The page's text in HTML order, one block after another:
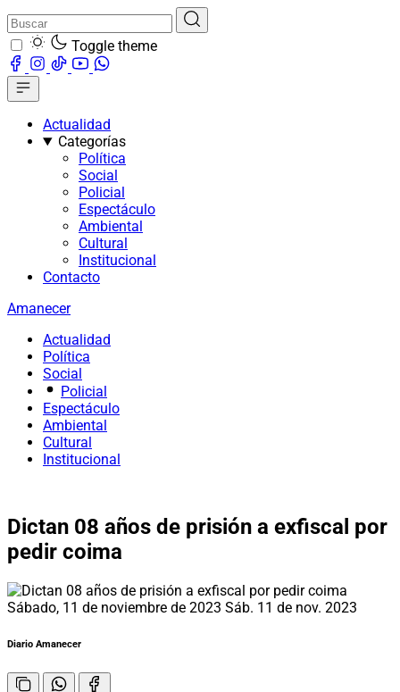
Toggle theme
Actualidad
Categorías
Política
Social
Policial
Espectáculo
Ambiental
Cultural
Institucional
Contacto
Amanecer
Actualidad
Política
Social
Policial
Espectáculo
Ambiental
Cultural
Institucional
Dictan 08 años de prisión a exfiscal por
pedir coima
Sábado, 11 de noviembre de 2023 Sáb. 11 de nov. 2023
Diario Amanecer